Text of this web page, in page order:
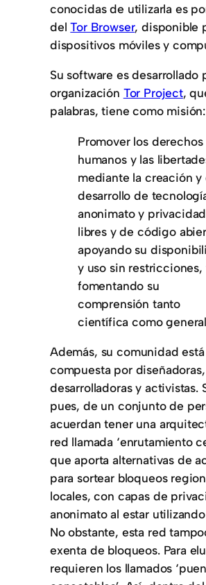
conocidas de utilizarla es
delTor Browser, disponible
dispositivos móviles y
Su software es desarrollado
organización Tor Project,
palabras, tiene como misión:
Promover los derechos
humanos y las
mediante la creación y
desarrollo de
anonimato y privacidad
libres y de código
apoyando su
y uso sin restricciones,
fomentando su
comprensión tanto
científica como
Además, su comunidad está
compuesta por diseñadoras,
desarrolladoras y activistas.
pues, de un conjunto de
acuerdan tener una
red llamada ‘enrutamiento
que aporta alternativas de
para sortear bloqueos
locales, con capas de
anonimato al estar
No obstante, esta red
exenta de bloqueos. Para
requieren los llamados